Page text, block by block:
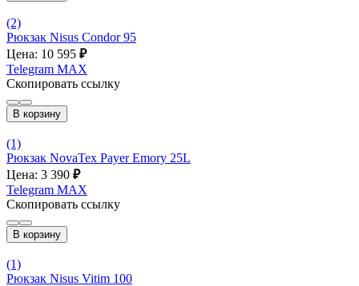
(2)
Рюкзак Nisus Condor 95
Цена: 10 595 ₽
Telegram MAX
Скопировать ссылку
В корзину
(1)
Рюкзак NovaTex Payer Emory 25L
Цена: 3 390 ₽
Telegram MAX
Скопировать ссылку
В корзину
(1)
Рюкзак Nisus Vitim 100